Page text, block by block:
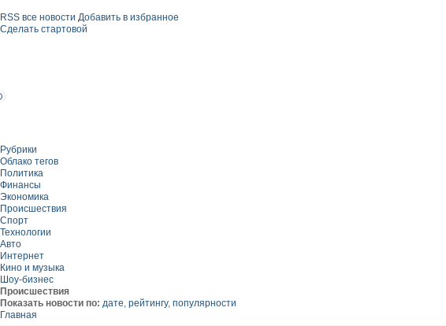
RSS все новости Добавить в избранное
Сделать стартовой
Рубрики
Облако тегов
Политика
Финансы
Экономика
Происшествия
Спорт
Технологии
Авто
Интернет
Кино и музыка
Шоу-бизнес
Происшествия
Показать новости по: дате, рейтингу, популярности
Главная